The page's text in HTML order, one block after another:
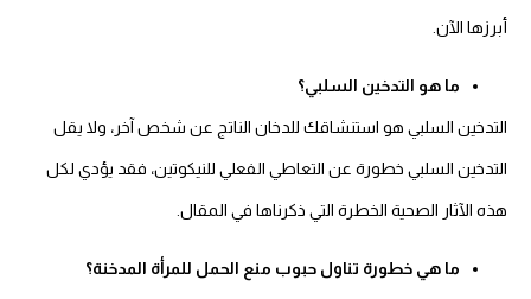
أبرزها الآن.
ما هو التدخين السلبي؟
التدخين السلبي هو استنشاقك للدخان الناتج عن شخص آخر، ولا يقل
التدخين السلبي خطورة عن التعاطي الفعلي للنيكوتين، فقد يؤدي لكل
هذه الآثار الصحية الخطرة التي ذكرناها في المقال.
ما هي خطورة تناول حبوب منع الحمل للمرأة المدخنة؟